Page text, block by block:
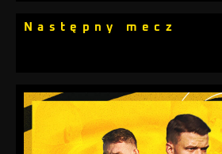
Następny mecz